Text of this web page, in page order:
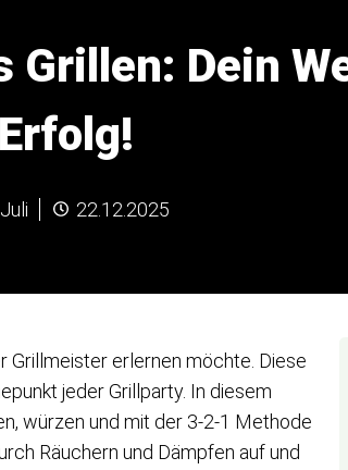
Dein
Erfolg!
Juli 22.12.2025
Grillmeister erlernen möchte. Diese
jeder Grillparty. In diesem
würzen und mit der 3-2-1 Methode
Räuchern und Dämpfen auf und